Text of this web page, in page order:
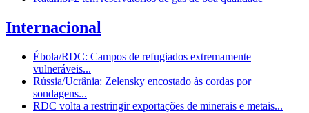
Internacional
Ébola/RDC: Campos de refugiados extremamente
vulneráveis...
Rússia/Ucrânia: Zelensky encostado às cordas por
sondagens...
RDC volta a restringir exportações de minerais e metais...